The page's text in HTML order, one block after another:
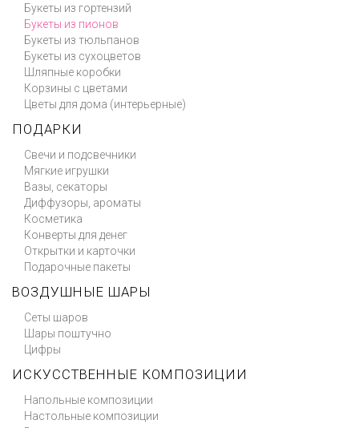
Букеты из гортензий
Букеты из пионов
Букеты из тюльпанов
Букеты из сухоцветов
Шляпные коробки
Корзины с цветами
Цветы для дома (интерьерные)
ПОДАРКИ
Свечи и подсвечники
Мягкие игрушки
Вазы, секаторы
Диффузоры, ароматы
Косметика
Конверты для денег
Открытки и карточки
Подарочные пакеты
ВОЗДУШНЫЕ ШАРЫ
Сеты шаров
Шары поштучно
Цифры
ИСКУССТВЕННЫЕ КОМПОЗИЦИИ
Напольные композиции
Настольные композиции